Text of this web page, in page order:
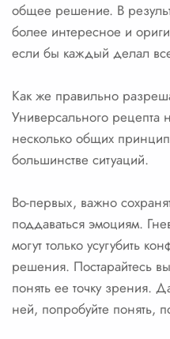
общее решение. В
более интересное и
если бы каждый делал
Как же правильно
Универсального рецепта
несколько общих
большинстве ситуаций.
Во-первых, важно
поддаваться эмоциям.
могут только усугубить
решения. Постарайтесь
понять ее точку зрения.
ней, попробуйте понять,